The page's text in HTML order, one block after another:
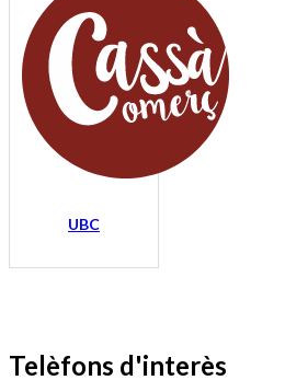
UBC
Telèfons d'interès